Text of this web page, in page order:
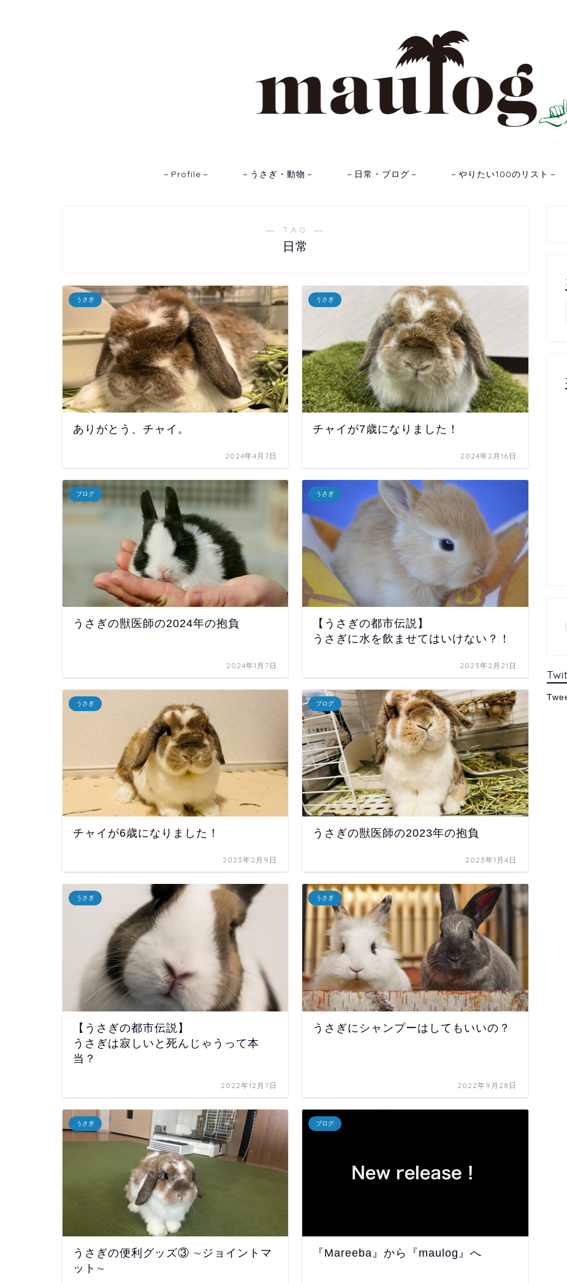
－Profile－ －うさぎ・動物－ －日常・ブログ－ －やりたい100のリスト－
― TAG ―
日常
うさぎ
ありがとう、チャイ。
2024年4月7日
うさぎ
チャイが7歳になりました！
2024年2月16日
ブログ
うさぎの獣医師の2024年の抱負
2024年1月7日
うさぎ
【うさぎの都市伝説】
うさぎに水を飲ませてはいけない？！
2023年2月21日
うさぎ
チャイが6歳になりました！
2023年2月9日
ブログ
うさぎの獣医師の2023年の抱負
2023年1月4日
うさぎ
【うさぎの都市伝説】
うさぎは寂しいと死んじゃうって本
当？
2022年12月7日
うさぎ
うさぎにシャンプーはしてもいいの？
2022年9月28日
うさぎ
うさぎの便利グッズ③ ∼ジョイントマ
ット∼
ブログ
『Mareeba』から『maulog』へ